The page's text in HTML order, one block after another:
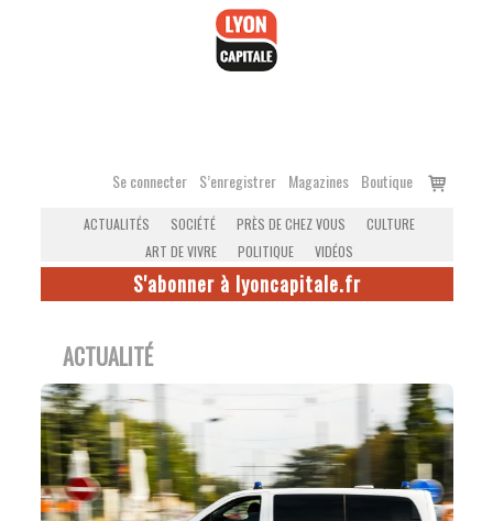
Se connecter S’enregistrer Magazines Boutique
Voir
ACTUALITÉS SOCIÉTÉ PRÈS DE CHEZ VOUS
CULTURE
ART DE VIVRE
POLITIQUE VIDÉOS
S'abonner à lyoncapitale.fr
ACTUALITÉ